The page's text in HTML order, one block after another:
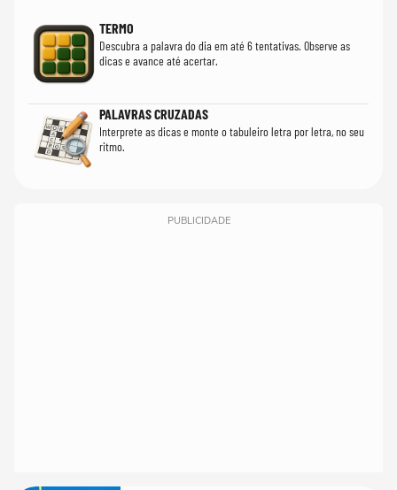
TERMO
Descubra a palavra do dia em até 6 tentativas. Observe as
dicas e avance até acertar.
PALAVRAS CRUZADAS
Interprete as dicas e monte o tabuleiro letra por letra, no seu
ritmo.
PUBLICIDADE